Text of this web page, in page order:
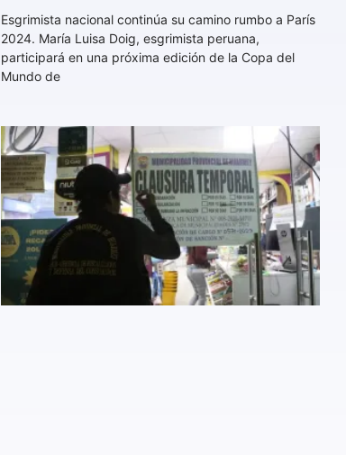
Esgrimista nacional continúa su camino rumbo a París
2024. María Luisa Doig, esgrimista peruana,
participará en una próxima edición de la Copa del
Mundo de